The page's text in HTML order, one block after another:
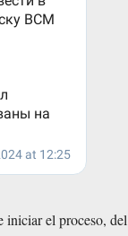
iniciar el proceso, del